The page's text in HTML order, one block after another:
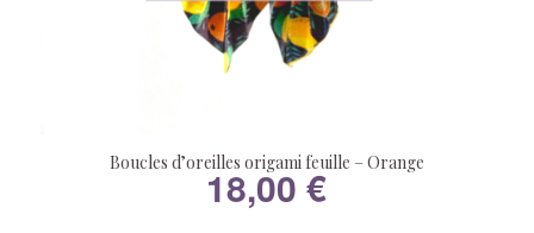
Boucles d’oreilles origami feuille – Orange
18,00€